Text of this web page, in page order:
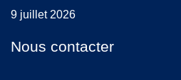
9 juillet 2026
Nous contacter